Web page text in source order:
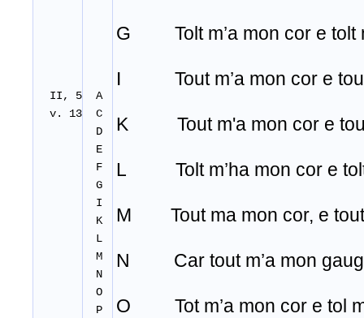
II, 5
v. 13
A
C
D
E
F
G
I
K
L
M
N
O
P
G Tolt m’a mon cor e tolt
I Tout m’a mon cor e tout
K Tout m'a mon cor e
L Tolt m’ha mon cor e tolt
M Tout ma mon cor, e tout
N Car tout m’a mon gaug
O Tot m’a mon cor e tol